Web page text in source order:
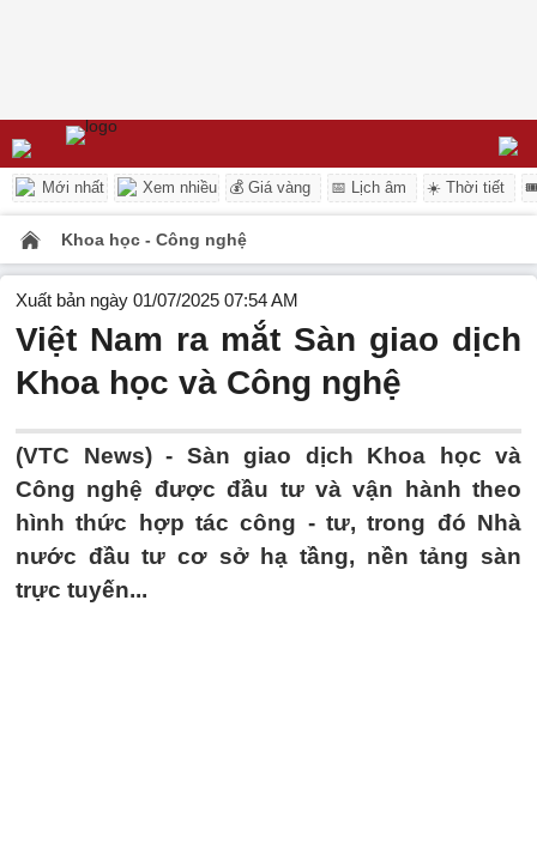
Mới nhất Xem nhiều 💰 Giá vàng 📅 Lịch âm ☀️ Thời tiết
Khoa học - Công nghệ
Xuất bản ngày 01/07/2025 07:54 AM
Việt Nam ra mắt Sàn giao dịch
Khoa học và Công nghệ
(VTC News) - Sàn giao dịch Khoa học và
Công nghệ được đầu tư và vận hành theo
hình thức hợp tác công - tư, trong đó Nhà
nước đầu tư cơ sở hạ tầng, nền tảng sàn
trực tuyến...